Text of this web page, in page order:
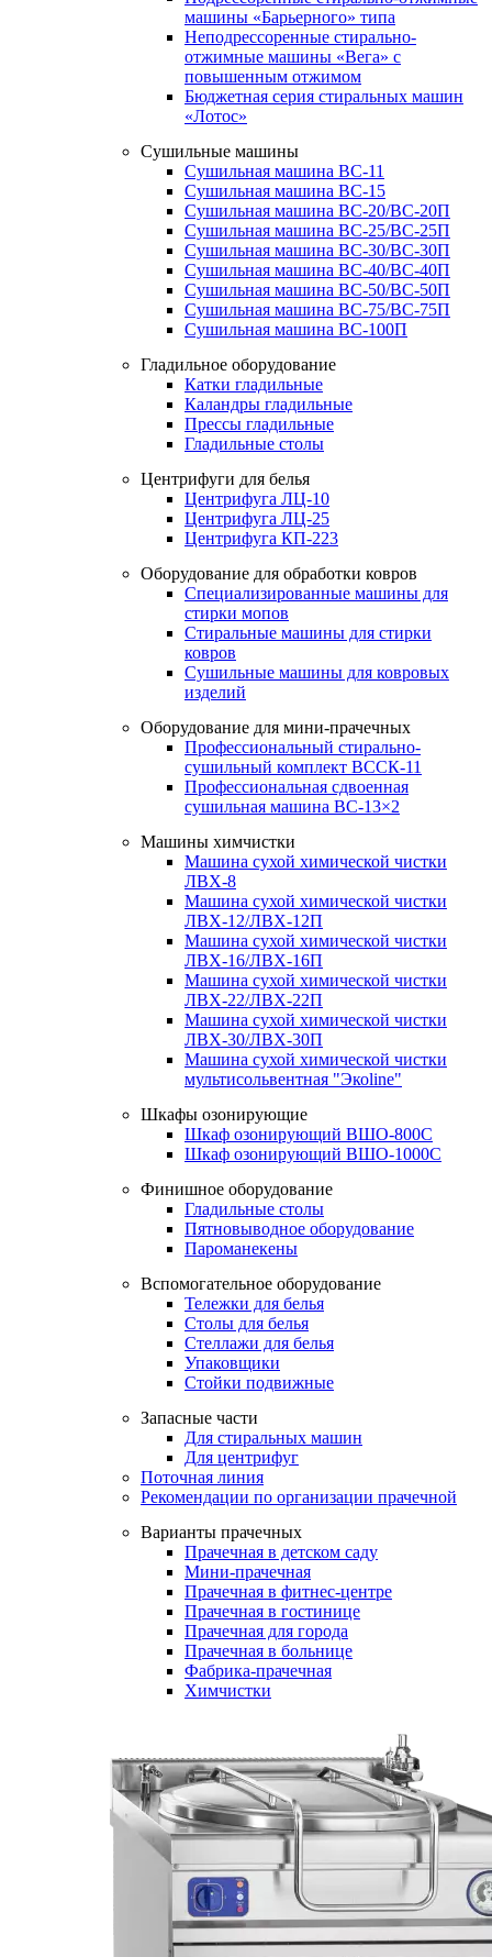
машины «Барьерного» типа
Неподрессоренные стирально-
отжимные машины «Вега» с
повышенным отжимом
Бюджетная серия стиральных машин
«Лотос»
Сушильные машины
Сушильная машина ВС-11
Сушильная машина ВС-15
Сушильная машина ВС-20/ВС-20П
Сушильная машина ВС-25/ВС-25П
Сушильная машина ВС-30/ВС-30П
Сушильная машина ВС-40/ВС-40П
Сушильная машина ВС-50/ВС-50П
Сушильная машина ВС-75/ВС-75П
Сушильная машина ВС-100П
Гладильное оборудование
Катки гладильные
Каландры гладильные
Прессы гладильные
Гладильные столы
Центрифуги для белья
Центрифуга ЛЦ-10
Центрифуга ЛЦ-25
Центрифуга КП-223
Оборудование для обработки ковров
Специализированные машины для
стирки мопов
Стиральные машины для стирки
ковров
Сушильные машины для ковровых
изделий
Оборудование для мини-прачечных
Профессиональный стирально-
сушильный комплект ВССК-11
Профессиональная сдвоенная
сушильная машина ВС-13×2
Машины химчистки
Машина сухой химической чистки
ЛВХ-8
Машина сухой химической чистки
ЛВХ-12/ЛВХ-12П
Машина сухой химической чистки
ЛВХ-16/ЛВХ-16П
Машина сухой химической чистки
ЛВХ-22/ЛВХ-22П
Машина сухой химической чистки
ЛВХ-30/ЛВХ-30П
Машина сухой химической чистки
мультисольвентная "Экоline"
Шкафы озонирующие
Шкаф озонирующий ВШО-800С
Шкаф озонирующий ВШО-1000С
Финишное оборудование
Гладильные столы
Пятновыводное оборудование
Пароманекены
Вспомогательное оборудование
Тележки для белья
Столы для белья
Стеллажи для белья
Упаковщики
Стойки подвижные
Запасные части
Для стиральных машин
Для центрифуг
Поточная линия
Рекомендации по организации прачечной
Варианты прачечных
Прачечная в детском саду
Мини-прачечная
Прачечная в фитнес-центре
Прачечная в гостинице
Прачечная для города
Прачечная в больнице
Фабрика-прачечная
Химчистки